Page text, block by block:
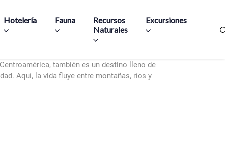
Hotelería Fauna
Recursos
Naturales
Excursiones
también es un destino lleno de
Aquí, la vida fluye entre montañas, ríos y